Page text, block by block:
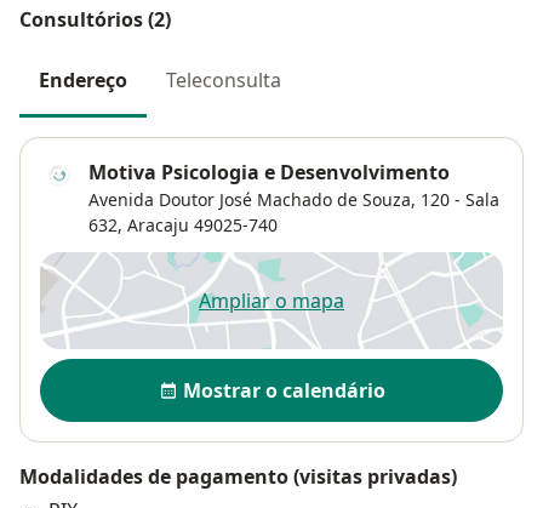
Consultórios (2)
Endereço Teleconsulta
Motiva Psicologia e Desenvolvimento
Avenida Doutor José Machado de Souza, 120 - Sala
632, Aracaju 49025-740
Ampliar o mapaabre num novo separador
Disponibilidade
Mostrar o calendário
Modalidades de pagamento (visitas privadas)